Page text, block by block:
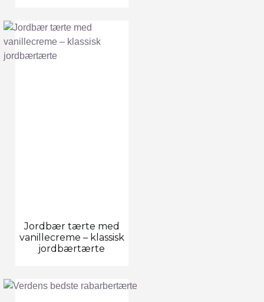
Jordbær tærte med
vanillecreme – klassisk
jordbærtærte